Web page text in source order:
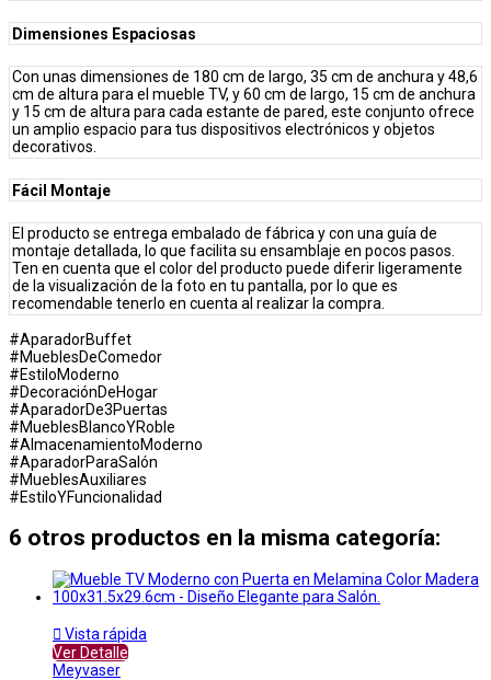
Dimensiones Espaciosas
Con unas dimensiones de 180 cm de largo, 35 cm de anchura y 48,6
cm de altura para el mueble TV, y 60 cm de largo, 15 cm de anchura
y 15 cm de altura para cada estante de pared, este conjunto ofrece
un amplio espacio para tus dispositivos electrónicos y objetos
decorativos.
Fácil Montaje
El producto se entrega embalado de fábrica y con una guía de
montaje detallada, lo que facilita su ensamblaje en pocos pasos.
Ten en cuenta que el color del producto puede diferir ligeramente
de la visualización de la foto en tu pantalla, por lo que es
recomendable tenerlo en cuenta al realizar la compra.
#AparadorBuffet
#MueblesDeComedor
#EstiloModerno
#DecoraciónDeHogar
#AparadorDe3Puertas
#MueblesBlancoYRoble
#AlmacenamientoModerno
#AparadorParaSalón
#MueblesAuxiliares
#EstiloYFuncionalidad
6 otros productos en la misma categoría:
 Vista rápida
Ver Detalle
Meyvaser